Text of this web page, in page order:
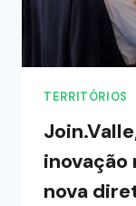
TERRITÓRIOS
inovação
nova